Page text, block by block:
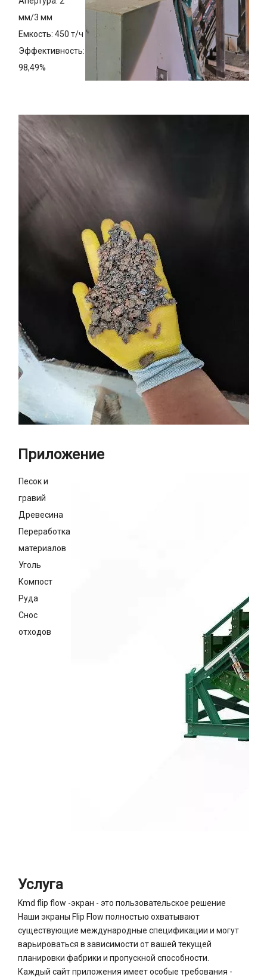
мм/3 мм
Емкость: 450 т/ч
Эффективность:
98,49%
Приложение
Песок и
гравий
Древесина
Переработка
материалов
Уголь
Компост
Руда
Снос
отходов
Услуга
Kmd flip flow -экран - это пользовательское решение
Наши экраны Flip Flow полностью охватывают
существующие международные спецификации и могут
варьироваться в зависимости от вашей текущей
планировки фабрики и пропускной способности.
Каждый сайт приложения имеет особые требования -